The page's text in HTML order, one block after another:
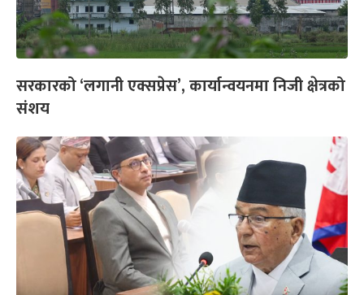
सरकारको ‘लगानी एक्सप्रेस’, कार्यान्वयनमा निजी क्षेत्रको
संशय